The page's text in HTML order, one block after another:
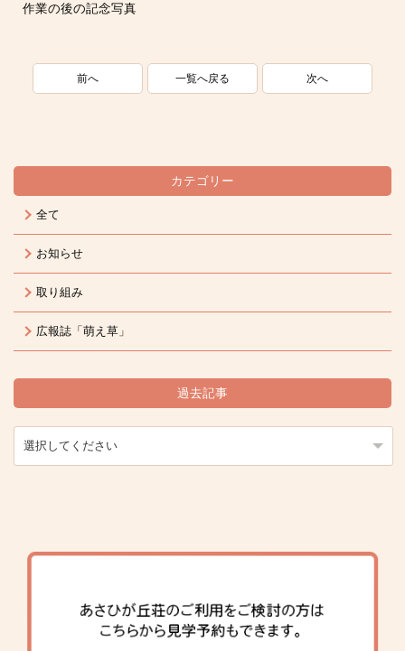
カテゴリー
全て
お知らせ
取り組み
広報誌「萌え草」
過去記事
作業の後の記念写真
前へ 一覧へ戻る 次へ